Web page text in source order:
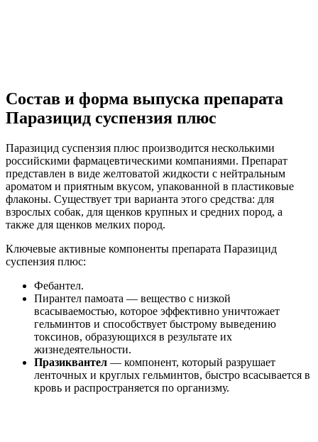
Состав и форма выпуска препарата
Паразицид суспензия плюс
Паразицид суспензия плюс производится несколькими
российскими фармацевтическими компаниями. Препарат
представлен в виде желтоватой жидкости с нейтральным
ароматом и приятным вкусом, упакованной в пластиковые
флаконы. Существует три варианта этого средства: для
взрослых собак, для щенков крупных и средних пород, а
также для щенков мелких пород.
Ключевые активные компоненты препарата Паразицид
суспензия плюс:
Фебантел.
Пирантел памоата — вещество с низкой
всасываемостью, которое эффективно уничтожает
гельминтов и способствует быстрому выведению
токсинов, образующихся в результате их
жизнедеятельности.
Празиквантел — компонент, который разрушает
ленточных и круглых гельминтов, быстро всасывается в
кровь и распространяется по организму.